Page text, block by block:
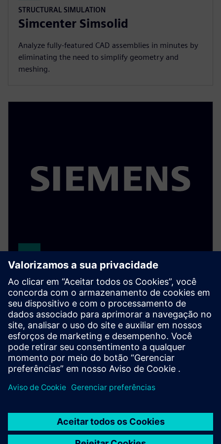
STRUCTURAL SIMULATION
Simcenter Simsolid
Analyze fully-featured CAD assemblies in minutes by
eliminating the need to simplify geometry and
meshing.
Simcenter Hyperstudy
A multidisciplinary design study solution that
enables engineers to efficiently explore, understand
and optimize design performance in an intuitive
environment.